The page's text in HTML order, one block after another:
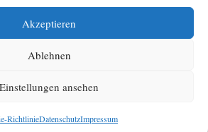
Akzeptieren
Ablehnen
Einstellungen ansehen
RichtlinieDatenschutzImpressum
– Fam. Kassner-Werner
von ThemeGrill. Präsentiert von